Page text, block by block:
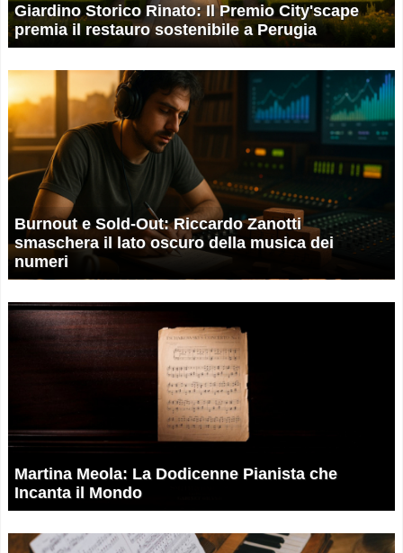
Giardino Storico Rinato: Il Premio City'scape
premia il restauro sostenibile a Perugia
Burnout e Sold-Out: Riccardo Zanotti
smaschera il lato oscuro della musica dei
numeri
Martina Meola: La Dodicenne Pianista che
Incanta il Mondo